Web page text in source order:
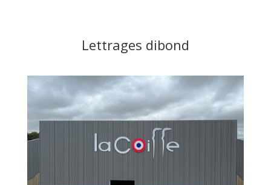
Lettrages dibond